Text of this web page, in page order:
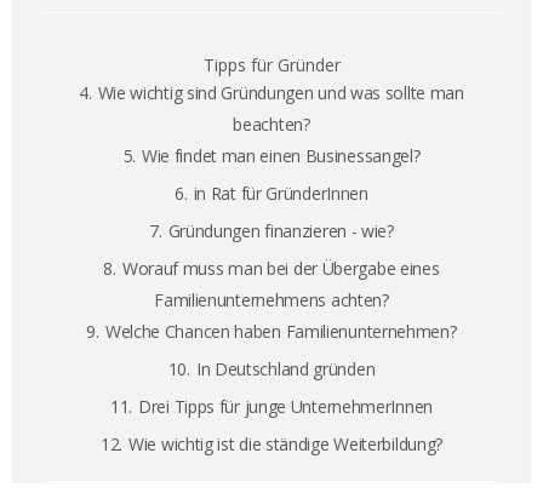
Tipps für Gründer
4. Wie wichtig sind Gründungen und was sollte man
beachten?
5. Wie findet man einen Businessangel?
6. in Rat für GründerInnen
7. Gründungen finanzieren - wie?
8. Worauf muss man bei der Übergabe eines
Familienunternehmens achten?
9. Welche Chancen haben Familienunternehmen?
10. In Deutschland gründen
11. Drei Tipps für junge UnternehmerInnen
12. Wie wichtig ist die ständige Weiterbildung?